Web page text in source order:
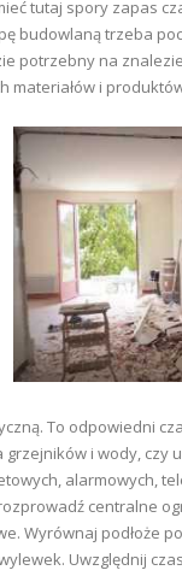
tutaj spory zapas
budowlaną trzeba
potrzebny na
materiałów i
To odpowiedni
grzejników i wody, czy
alarmowych,
centralne
Wyrównaj podłoże
Uwzględnij